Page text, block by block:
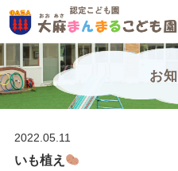
お
2022.05.11
いも植え